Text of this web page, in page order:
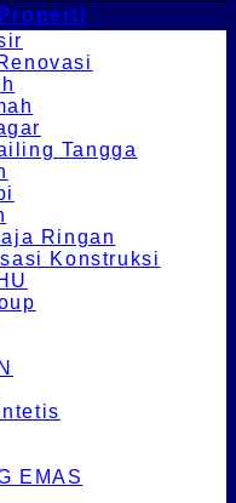
Tangga
Ringan
Konstruksi
EMAS